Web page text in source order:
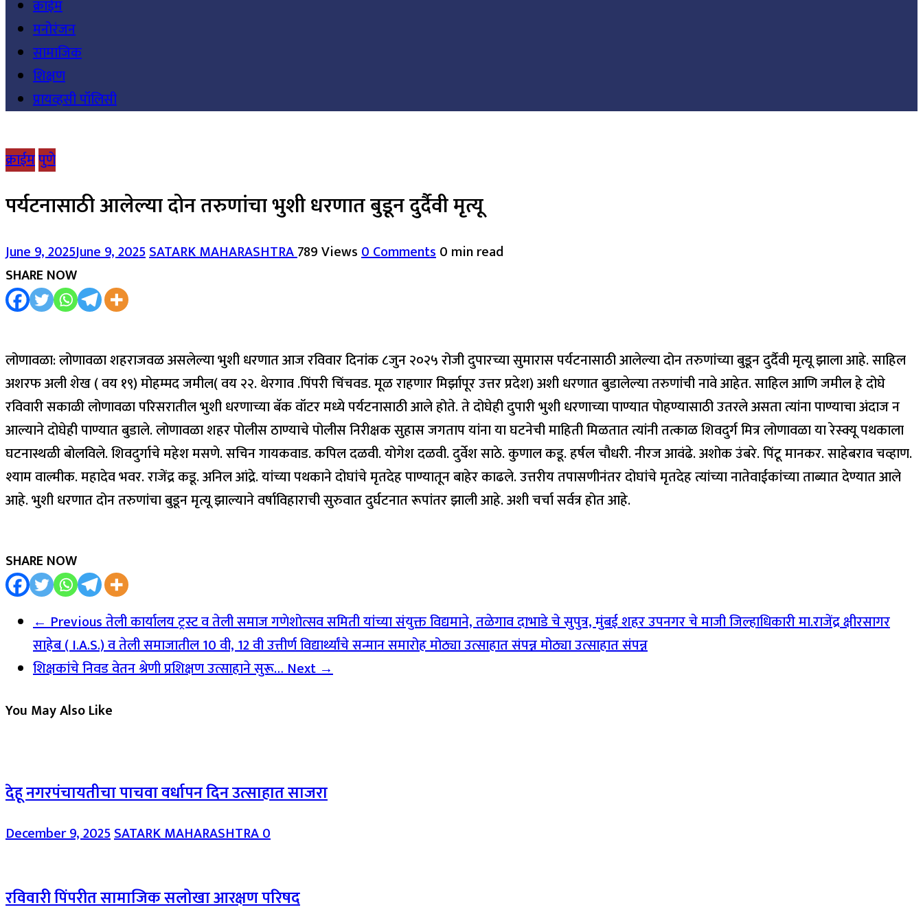
क्राईम
मनोरंजन
सामाजिक
शिक्षण
प्रायव्हसी पॉलिसी
क्राईमपुणे
पर्यटनासाठी आलेल्या दोन तरुणांचा भुशी धरणात बुडून दुर्दैवी मृत्यू
June 9, 2025June 9, 2025SATARK MAHARASHTRA789 Views0 Comments0 min read
SHARE NOW
लोणावळा: लोणावळा शहराजवळ असलेल्या भुशी धरणात आज रविवार दिनांक ८जुन २०२५ रोजी दुपारच्या सुमारास पर्यटनासाठी आलेल्या दोन तरुणांच्या बुडून दुर्दैवी मृत्यू झाला आहे. साहिल
अशरफ अली शेख ( वय १९) मोहम्मद जमील( वय २२. थेरगाव .पिंपरी चिंचवड. मूळ राहणार मिर्झापूर उत्तर प्रदेश) अशी धरणात बुडालेल्या तरुणांची नावे आहेत. साहिल आणि जमील हे दोघे
रविवारी सकाळी लोणावळा परिसरातील भुशी धरणाच्या बॅक वॉटर मध्ये पर्यटनासाठी आले होते. ते दोघेही दुपारी भुशी धरणाच्या पाण्यात पोहण्यासाठी उतरले असता त्यांना पाण्याचा अंदाज न
आल्याने दोघेही पाण्यात बुडाले. लोणावळा शहर पोलीस ठाण्याचे पोलीस निरीक्षक सुहास जगताप यांना या घटनेची माहिती मिळतात त्यांनी तत्काळ शिवदुर्ग मित्र लोणावळा या रेस्क्यू पथकाला
घटनास्थळी बोलविले. शिवदुर्गाचे महेश मसणे. सचिन गायकवाड. कपिल दळवी. योगेश दळवी. दुर्वेश साठे. कुणाल कडू. हर्षल चौधरी. नीरज आवंढे. अशोक उंबरे. पिंटू मानकर. साहेबराव चव्हाण.
श्याम वाल्मीक. महादेव भवर. राजेंद्र कडू. अनिल आंद्रे. यांच्या पथकाने दोघांचे मृतदेह पाण्यातून बाहेर काढले. उत्तरीय तपासणीनंतर दोघांचे मृतदेह त्यांच्या नातेवाईकांच्या ताब्यात देण्यात आले
आहे. भुशी धरणात दोन तरुणांचा बुडून मृत्यू झाल्याने वर्षाविहाराची सुरुवात दुर्घटनात रूपांतर झाली आहे. अशी चर्चा सर्वत्र होत आहे.
SHARE NOW
← Previousतेली कार्यालय ट्रस्ट व तेली समाज गणेशोत्सव समिती यांच्या संयुक्त विद्यमाने, तळेगाव दाभाडे चे सुपुत्र, मुंबई शहर उपनगर चे माजी जिल्हाधिकारी मा.राजेंद्र क्षीरसागर
साहेब ( I.A.S.) व तेली समाजातील 10 वी, 12 वी उत्तीर्ण विद्यार्थ्यांचे सन्मान समारोह मोठ्या उत्साहात संपन्न मोठ्या उत्साहात संपन्न
शिक्षकांचे निवड वेतन श्रेणी प्रशिक्षण उत्साहाने सुरू…Next →
You May Also Like
देहू नगरपंचायतीचा पाचवा वर्धापन दिन उत्साहात साजरा
December 9, 2025SATARK MAHARASHTRA0
रविवारी पिंपरीत सामाजिक सलोखा आरक्षण परिषद